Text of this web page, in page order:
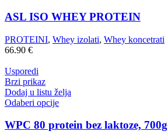
ASL ISO WHEY PROTEIN
PROTEINI, Whey izolati, Whey koncetrati
66.90 €
Usporedi
Brzi prikaz
Dodaj u listu želja
Odaberi opcije
WPC 80 protein bez laktoze, 700g